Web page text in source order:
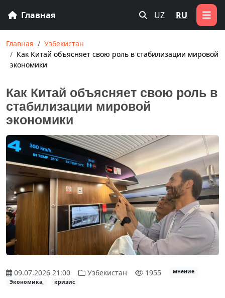
Главная UZ RU
Главная
Узбекистан
Как Китай объясняет свою роль в стабилизации мировой
экономики
Как Китай объясняет свою роль в
стабилизации мировой
экономики
09.07.2026 21:00 Узбекистан 1955
мнение
Экономика,
кризис